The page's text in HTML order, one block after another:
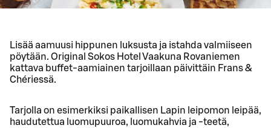
Lisää aamuusi hippunen luksusta ja istahda valmiiseen
pöytään. Original Sokos Hotel Vaakuna Rovaniemen
kattava buffet-aamiainen tarjoillaan päivittäin Frans &
Chériessä.
Tarjolla on esimerkiksi paikallisen Lapin leipomon leipää,
haudutettua luomupuuroa, luomukahvia ja -teetä,